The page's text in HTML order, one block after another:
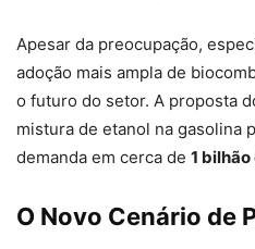
Apesar da preocupação,
adoção mais ampla de
o futuro do setor. A proposta
mistura de etanol na gasolina
demanda em cerca de 1
O Novo Cenário de